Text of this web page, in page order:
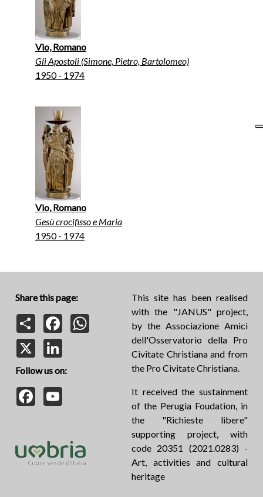
Vio, Romano
Gli Apostoli (Simone, Pietro, Bartolomeo)
1950 - 1974
Vio, Romano
Gesù crocifisso e Maria
1950 - 1974
Share this page:
Share
Facebook
Follow us on:
Facebook
This site has been realised
with the "JANUS" project,
by the Associazione Amici
dell'Osservatorio della Pro
Civitate Christiana and from
the Pro Civitate Christiana.
It received the sustainment
of the Perugia Foudation, in
the "Richieste libere"
supporting project, with
code 20351 (2021.0283) -
Art, activities and cultural
heritage